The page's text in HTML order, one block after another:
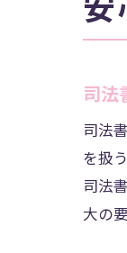
安
司法
司法
を扱
司法
大の